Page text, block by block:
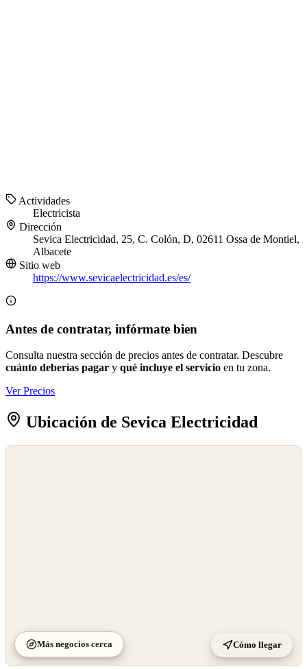
Actividades
Electricista
Dirección
Sevica Electricidad, 25, C. Colón, D, 02611 Ossa de Montiel,
Albacete
Sitio web
https://www.sevicaelectricidad.es/es/
Antes de contratar, infórmate bien
Consulta nuestra sección de precios antes de contratar. Descubre
cuánto deberías pagar y qué incluye el servicio en tu zona.
Ver Precios
Ubicación de Sevica Electricidad
Más negocios cerca Cómo llegar